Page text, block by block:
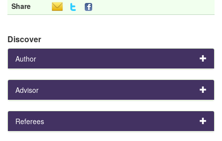
Share
Discover
Author
Advisor
Referees